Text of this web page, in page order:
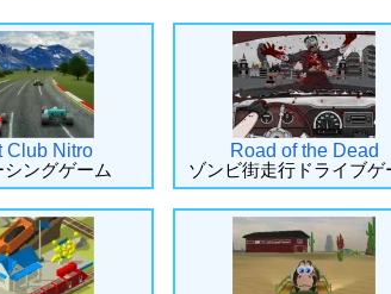
Club Nitro
シングゲーム
Road of the Dead
ゾンビ街走行ドライブゲ